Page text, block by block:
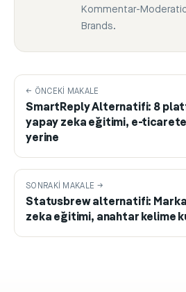
Kommentar-
Brands.
← ÖNCEKI MAKALE
SmartReply Alternatifi: 8
yapay zeka eğitimi, e-
yerine
SONRAKI MAKALE →
Statusbrew alternatifi:
zeka eğitimi, anahtar kelime